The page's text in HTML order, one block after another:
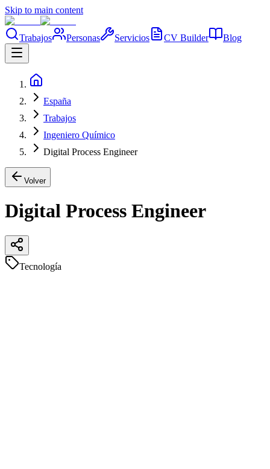
Skip to main content
Trabajos Personas Servicios CV Builder Blog
España
Trabajos
Ingeniero Químico
Digital Process Engineer
Volver
Digital Process Engineer
Tecnología